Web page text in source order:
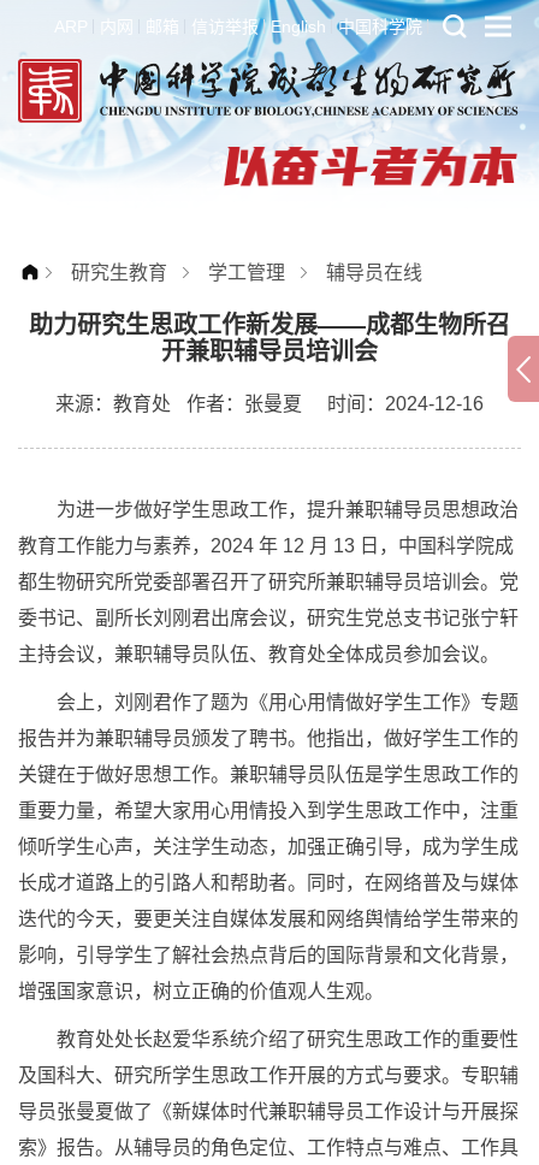
ARP 内网 邮箱 信访举报 English 中国科学院
研究生教育 学工管理 辅导员在线
助力研究生思政工作新发展——成都生物所召
开兼职辅导员培训会
来源： 教育处 作者： 张曼夏 时间：2024-12-16
为进一步做好学生思政工作，提升兼职辅导员思想政治
教育工作能力与素养，2024 年 12 月 13 日，中国科学院成
都生物研究所党委部署召开了研究所兼职辅导员培训会。党
委书记、副所长刘刚君出席会议，研究生党总支书记张宁轩
主持会议，兼职辅导员队伍、教育处全体成员参加会议。
会上，刘刚君作了题为《用心用情做好学生工作》专题
报告并为兼职辅导员颁发了聘书。他指出，做好学生工作的
关键在于做好思想工作。兼职辅导员队伍是学生思政工作的
重要力量，希望大家用心用情投入到学生思政工作中，注重
倾听学生心声，关注学生动态，加强正确引导，成为学生成
长成才道路上的引路人和帮助者。同时，在网络普及与媒体
迭代的今天，要更关注自媒体发展和网络舆情给学生带来的
影响，引导学生了解社会热点背后的国际背景和文化背景，
增强国家意识，树立正确的价值观人生观。
教育处处长赵爱华系统介绍了研究生思政工作的重要性
及国科大、研究所学生思政工作开展的方式与要求。专职辅
导员张曼夏做了《新媒体时代兼职辅导员工作设计与开展探
索》报告。从辅导员的角色定位、工作特点与难点、工作具